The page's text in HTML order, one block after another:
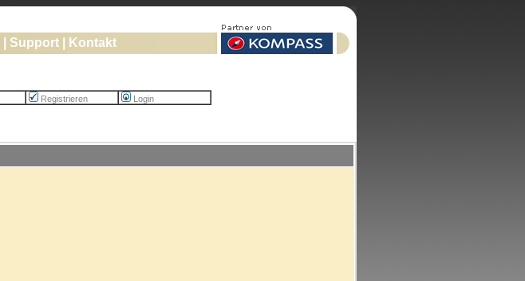
Support Kontakt
Registrieren Login